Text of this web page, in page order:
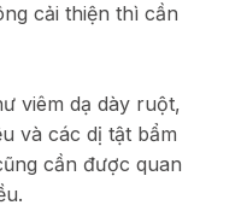
cải thiện thì cần
viêm dạ dày ruột,
và các dị tật bẩm
cần được quan